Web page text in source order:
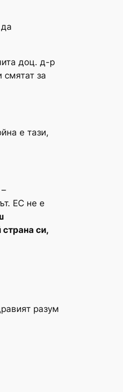
доц. д-р
смятат за
е тази,
ЕС не е
си,
разум